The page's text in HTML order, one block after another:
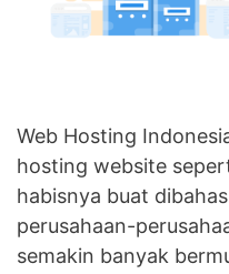
Web Hosting
hosting website
habisnya buat
perusahaan-
semakin banyak